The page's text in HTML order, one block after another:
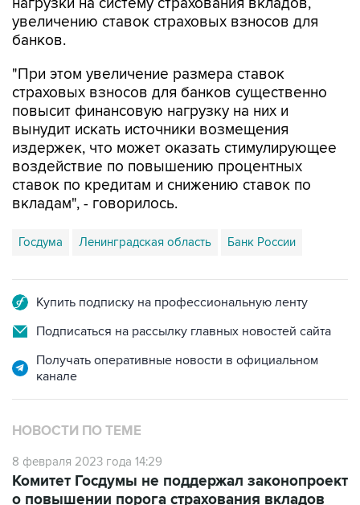
банков.
"При этом увеличение размера ставок
повысит финансовую нагрузку на них и
вынудит искать источники возмещения
издержек, что может оказать стимулирующее
воздействие по повышению процентных
ставок по кредитам и снижению ставок по
вкладам", - говорилось.
Госдума Ленинградская область
Подписаться на рассылку главных новостей сайта
Получать оперативные новости в официальном
НОВОСТИ ПО ТЕМЕ
8 февраля 2023 года 14:29
о повышении порога страхования вкладов